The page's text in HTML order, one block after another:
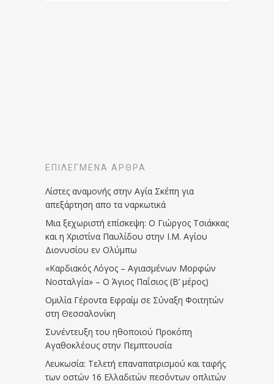
ΕΠΙΛΕΓΜΈΝΑ ΆΡΘΡΑ
Λίστες αναμονής στην Αγία Σκέπη για
απεξάρτηση απο τα ναρκωτικά
Μια ξεχωριστή επίσκεψη: Ο Γιώργος Τσιάκκας
και η Χριστίνα Παυλίδου στην Ι.Μ. Αγίου
Διονυσίου εν Ολύμπω
«Καρδιακός Λόγος – Αγιασμένων Μορφών
Νοσταλγία» – Ο Άγιος Παΐσιος (Β’ μέρος)
Ομιλία Γέροντα Εφραίμ σε Σύναξη Φοιτητών
στη Θεσσαλονίκη
Συνέντευξη του ηθοποιού Προκόπη
Αγαθοκλέους στην Πεμπτουσία
Λευκωσία: Τελετή επαναπατρισμού και ταφής
των οστών 16 Ελλαδιτών πεσόντων οπλιτών